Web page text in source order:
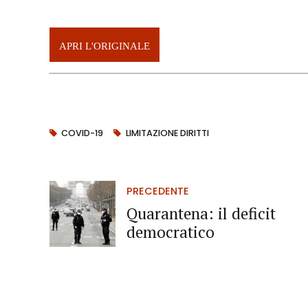
APRI L'ORIGINALE
COVID-19 LIMITAZIONE DIRITTI
PRECEDENTE
Quarantena: il deficit
democratico